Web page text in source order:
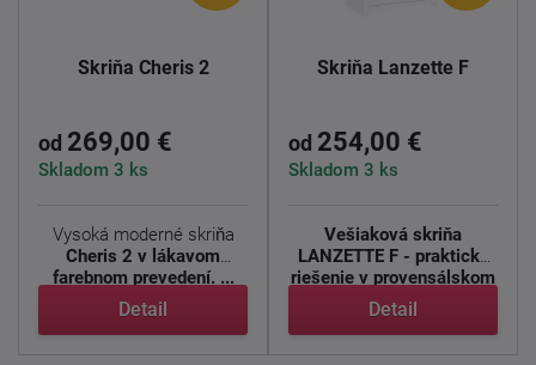
Skriňa Cheris 2
od 269,00 €
Skladom 3 ks
Vysoká moderné skriňa
Cheris 2 v lákavom
farebnom prevedení. ...
Detail
Skriňa Lanzette F
od 254,00 €
Skladom 3 ks
Vešiaková skriňa
LANZETTE F - praktické
riešenie v provensálskom
štýle ...
Detail